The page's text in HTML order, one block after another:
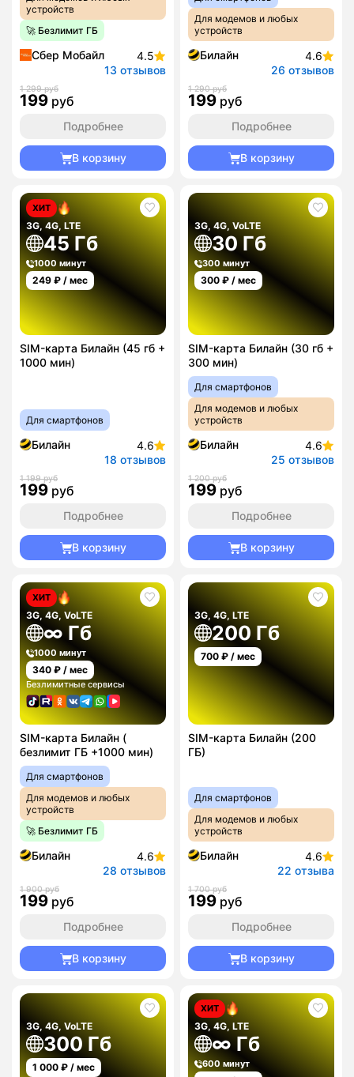
устройств
🚀 Безлимит ГБ
Сбер Мобайл
4.5
13 отзывов
1 299 руб
199 руб
Подробнее
В корзину
Для модемов и любых
устройств
Билайн
4.6
26 отзывов
1 290 руб
199 руб
Подробнее
В корзину
ХИТ
3G, 4G, LTE
45 Гб
1000 минут
249 ₽ / мес
SIM-карта Билайн (45 гб +
1000 мин)
Для смартфонов
Билайн
4.6
18 отзывов
1 199 руб
199 руб
Подробнее
В корзину
3G, 4G, VoLTE
30 Гб
300 минут
300 ₽ / мес
SIM-карта Билайн (30 гб +
300 мин)
Для смартфонов
Для модемов и любых
устройств
Билайн
4.6
25 отзывов
1 200 руб
199 руб
Подробнее
В корзину
ХИТ
3G, 4G, VoLTE
∞ Гб
1000 минут
340 ₽ / мес
Безлимитные сервисы
SIM-карта Билайн (
безлимит ГБ +1000 мин)
Для смартфонов
Для модемов и любых
устройств
🚀 Безлимит ГБ
Билайн
4.6
28 отзывов
1 900 руб
199 руб
Подробнее
В корзину
3G, 4G, LTE
200 Гб
700 ₽ / мес
SIM-карта Билайн (200
ГБ)
Для смартфонов
Для модемов и любых
устройств
Билайн
4.6
22 отзыва
1 700 руб
199 руб
Подробнее
В корзину
3G, 4G, VoLTE
300 Гб
1 000 ₽ / мес
ХИТ
3G, 4G, LTE
∞ Гб
600 минут